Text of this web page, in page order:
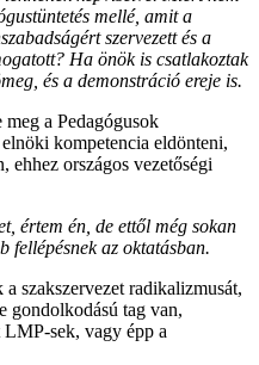
mellé, amit a
szervezett és a
Ha önök is csatlakoztak
és a demonstráció ereje is.
a Pedagógusok
kompetencia eldönteni,
ehhez országos vezetőségi
értem én, de ettől még sokan
az oktatásban.
szakszervezet radikalizmusát,
gondolkodású tag van,
sek, vagy épp a